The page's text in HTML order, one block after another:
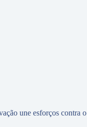
une esforços contra o